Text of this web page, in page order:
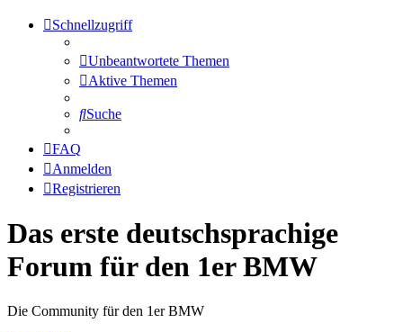
Schnellzugriff
Unbeantwortete Themen
Aktive Themen
Suche
FAQ
Anmelden
Registrieren
Das erste deutschsprachige
Forum für den 1er BMW
Die Community für den 1er BMW